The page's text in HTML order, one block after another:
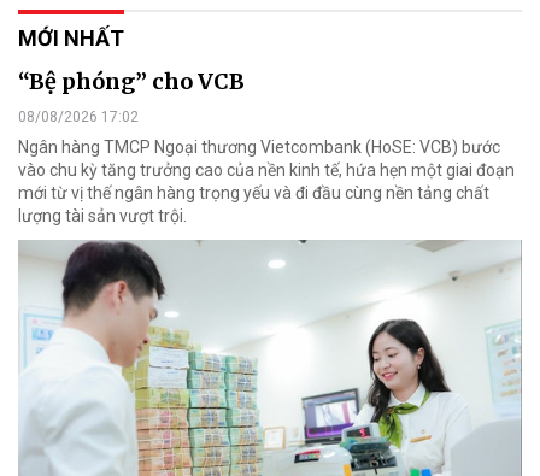
MỚI NHẤT
“Bệ phóng” cho VCB
08/08/2026 17:02
Ngân hàng TMCP Ngoại thương Vietcombank (HoSE: VCB) bước
vào chu kỳ tăng trưởng cao của nền kinh tế, hứa hẹn một giai đoạn
mới từ vị thế ngân hàng trọng yếu và đi đầu cùng nền tảng chất
lượng tài sản vượt trội.